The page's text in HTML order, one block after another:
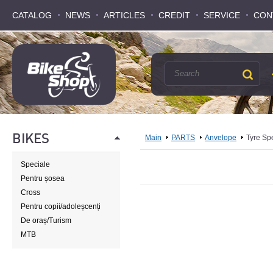
CATALOG NEWS ARTICLES CREDIT SERVICE
CATALOG NEWS ARTICLES CREDIT SERVICE
BIKES
Speciale
Pentru șosea
Cross
Pentru copii/adoleșcenți
De oraș/Turism
MTB
Main PARTS Anvelope Tyre